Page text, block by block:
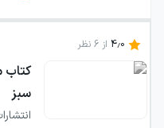
4.0 از6 نظر
کتاب
سبز